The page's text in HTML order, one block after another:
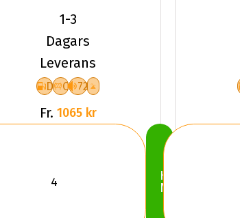
PL02 XL
Friktion
2025
1-3
Dagars
Leverans
D C 72
Fr. 1065 kr
Köp
Nu